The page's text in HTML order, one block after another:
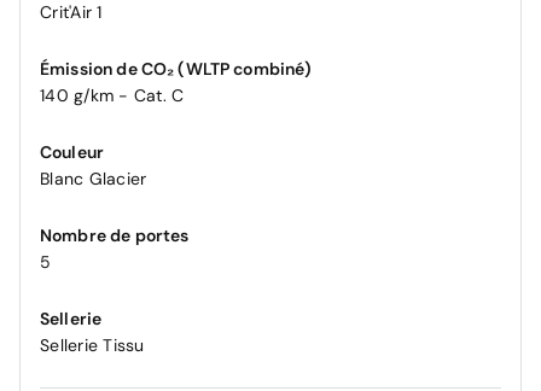
Crit'Air 1
Émission de CO₂ (WLTP combiné)
140 g/km - Cat. C
Couleur
Blanc Glacier
Nombre de portes
5
Sellerie
Sellerie Tissu